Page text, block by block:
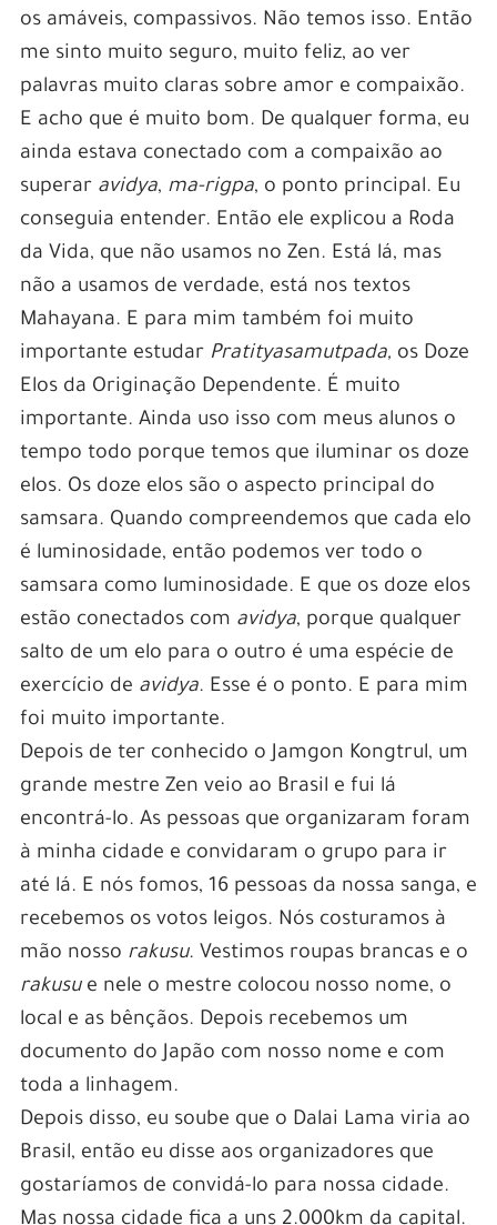
os amáveis, compassivos. Não temos isso. Então
me sinto muito seguro, muito feliz, ao ver
palavras muito claras sobre amor e compaixão.
E acho que é muito bom. De qualquer forma, eu
ainda estava conectado com a compaixão ao
superar avidya, ma-rigpa, o ponto principal. Eu
conseguia entender. Então ele explicou a Roda
da Vida, que não usamos no Zen. Está lá, mas
não a usamos de verdade, está nos textos
Mahayana. E para mim também foi muito
importante estudar Pratityasamutpada, os Doze
Elos da Originação Dependente. É muito
importante. Ainda uso isso com meus alunos o
tempo todo porque temos que iluminar os doze
elos. Os doze elos são o aspecto principal do
samsara. Quando compreendemos que cada elo
é luminosidade, então podemos ver todo o
samsara como luminosidade. E que os doze elos
estão conectados com avidya, porque qualquer
salto de um elo para o outro é uma espécie de
exercício de avidya. Esse é o ponto. E para mim
foi muito importante.
Depois de ter conhecido o Jamgon Kongtrul, um
grande mestre Zen veio ao Brasil e fui lá
encontrá-lo. As pessoas que organizaram foram
à minha cidade e convidaram o grupo para ir
até lá. E nós fomos, 16 pessoas da nossa sanga, e
recebemos os votos leigos. Nós costuramos à
mão nosso rakusu. Vestimos roupas brancas e o
rakusue nele o mestre colocou nosso nome, o
local e as bênçãos. Depois recebemos um
documento do Japão com nosso nome e com
toda a linhagem.
Depois disso, eu soube que o Dalai Lama viria ao
Brasil, então eu disse aos organizadores que
gostaríamos de convidá-lo para nossa cidade.
Mas nossa cidade fica a uns 2.000km da capital.